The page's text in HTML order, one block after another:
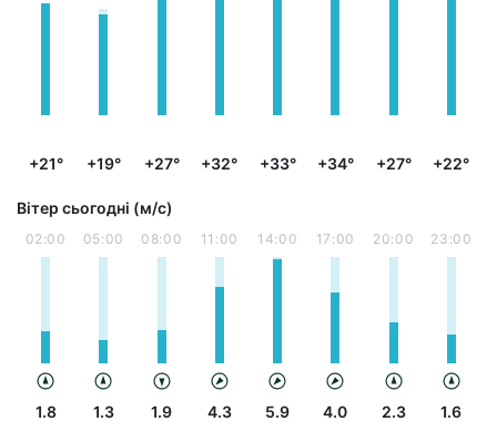
+21° +19° +27° +32° +33° +34° +27° +22°
Вітер сьогодні (м/с)
02:00
1.8
05:00
1.3
08:00
1.9
11:00
4.3
14:00
5.9
17:00
4.0
20:00
2.3
23:00
1.6